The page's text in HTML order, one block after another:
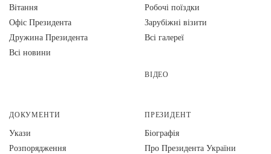
Вiтання
Офіс Президента
Дружина Президента
Всі новини
Робочі поїздки
Зарубіжні візити
Всі галереї
ВІДЕО
ДОКУМЕНТИ
Укази
Розпорядження
ПРЕЗИДЕНТ
Біографія
Про Президента України